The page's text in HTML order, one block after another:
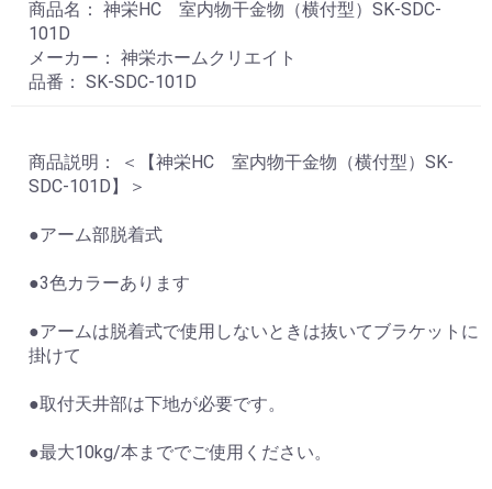
商品名： 神栄HC 室内物干金物（横付型）SK-SDC-
101D
メーカー： 神栄ホームクリエイト
品番： SK-SDC-101D
商品説明： ＜【神栄HC 室内物干金物（横付型）SK-
SDC-101D】＞
●アーム部脱着式
●3色カラーあります
●アームは脱着式で使用しないときは抜いてブラケットに
掛けて
●取付天井部は下地が必要です。
●最大10kg/本まででご使用ください。